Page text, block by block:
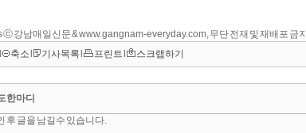
강남매일신문 & www.gangnam-everyday.com, 무단 전재 및 재배포 금지
축소 기사목록 프린트 스크랩하기